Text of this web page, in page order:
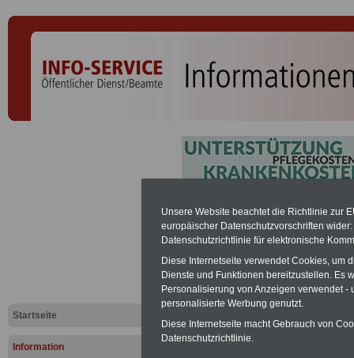
Startseite
Information
Statistik:
gestiegen
Unsere Website beachtet die Richtlinie zur
europäischer Datenschutzvorschriften
Datenschutzrichtlinie für elektronische
Diese Internetseite verwendet Cookies, um
Dienste und Funktionen bereitzustellen. Es
Personalisierung von Anzeigen verwendet
personalisierte Werbung genutzt.
Diese Internetseite macht Gebrauch von
Datenschutzrichtlinie.